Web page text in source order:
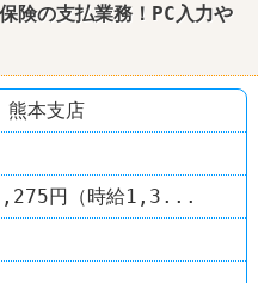
険の支払業務！PC入力や
熊本支店
円（時給1,3...